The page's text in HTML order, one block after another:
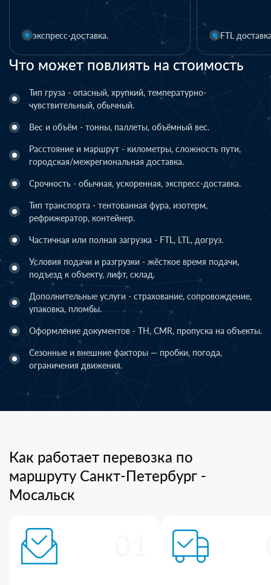
Что может повлиять на стоимость
Тип груза - опасный, хрупкий, температурно-
чувствительный, обычный.
Вес и объём - тонны, паллеты, объёмный вес.
Расстояние и маршрут - километры, сложность пути,
городская/межрегиональная доставка.
Срочность - обычная, ускоренная, экспресс-доставка.
Тип транспорта - тентованная фура, изотерм,
рефрижератор, контейнер.
Частичная или полная загрузка - FTL, LTL, догруз.
Условия подачи и разгрузки - жёсткое время подачи,
подъезд к объекту, лифт, склад.
Дополнительные услуги - страхование, сопровождение,
упаковка, пломбы.
Оформление документов - ТН, CMR, пропуска на объекты.
Сезонные и внешние факторы — пробки, погода,
ограничения движения.
FTL доставка LTL
Как работает перевозка по
маршруту Санкт-Петербург -
Мосальск